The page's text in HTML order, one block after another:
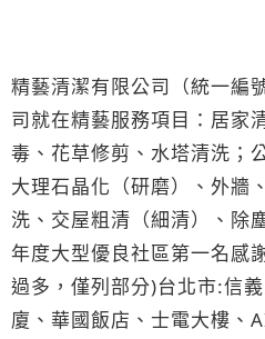
精藝清潔有限公司（統一編
司就在精藝服務項目：居家
毒、花草修剪、水塔清洗；
大理石晶化（研磨）、外牆
洗、交屋粗清（細清）、除
年度大型優良社區第一名感
過多，僅列部分)台北市:信
廈、華國飯店、士電大樓、